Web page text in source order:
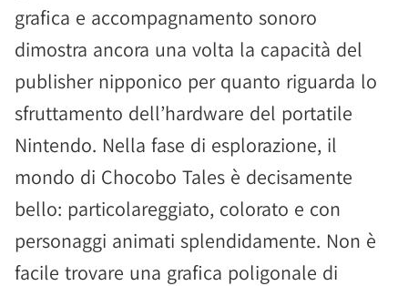
grafica e accompagnamento sonoro
dimostra ancora una volta la capacità del
publisher nipponico per quanto riguarda lo
sfruttamento dell’hardware del portatile
Nintendo. Nella fase di esplorazione, il
mondo di Chocobo Tales è decisamente
bello: particolareggiato, colorato e con
personaggi animati splendidamente. Non è
facile trovare una grafica poligonale di